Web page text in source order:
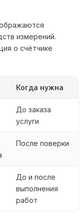
измерений.
о счётчике
Когда нужна
До заказа
услуги
После поверки
До и после
выполнения
работ